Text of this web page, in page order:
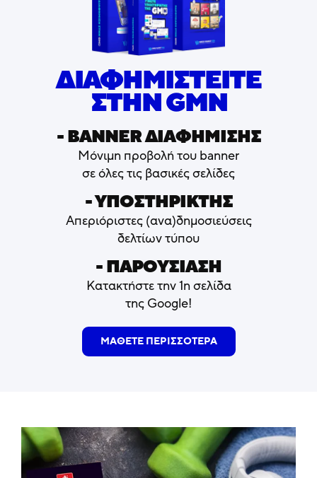
ΔΙΑΦΗΜΙΣΤΕΙΤΕ
ΣΤΗΝ GMN
- ΒΑNNER ΔΙΑΦΗΜΙΣΗΣ
Μόνιμη προβολή του banner
σε όλες τις βασικές σελίδες
- ΥΠΟΣΤΗΡΙΚΤΗΣ
Απεριόριστες (ανα)δημοσιεύσεις
δελτίων τύπου
- ΠΑΡΟΥΣΙΑΣΗ
Κατακτήστε την 1η σελίδα
της Google!
ΜΑΘΕΤΕ ΠΕΡΙΣΣΟΤΕΡΑ